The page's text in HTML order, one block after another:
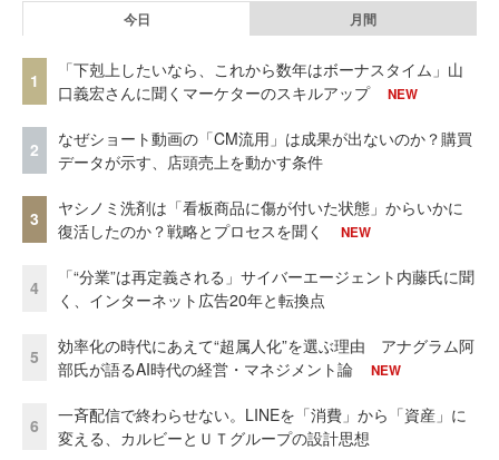
今日 月間
1
「下剋上したいなら、これから数年はボーナスタイム」山
口義宏さんに聞くマーケターのスキルアップ
NEW
2
なぜショート動画の「CM流用」は成果が出ないのか？購買
データが示す、店頭売上を動かす条件
3
ヤシノミ洗剤は「看板商品に傷が付いた状態」からいかに
復活したのか？戦略とプロセスを聞く
NEW
4
「“分業”は再定義される」サイバーエージェント内藤氏に聞
く、インターネット広告20年と転換点
5
効率化の時代にあえて“超属人化”を選ぶ理由 アナグラム阿
部氏が語るAI時代の経営・マネジメント論
NEW
6
一斉配信で終わらせない。LINEを「消費」から「資産」に
変える、カルビーとＵＴグループの設計思想